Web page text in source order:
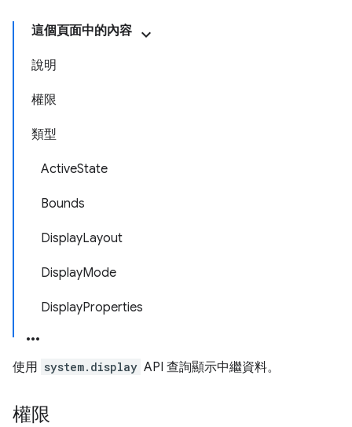
這個頁面中的內容
說明
權限
類型
ActiveState
Bounds
DisplayLayout
DisplayMode
DisplayProperties
使用 system.display API 查詢顯示中繼資料。
權限